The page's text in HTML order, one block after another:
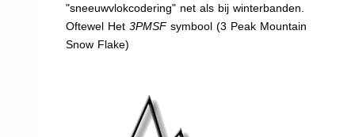
"sneeuwvlokcodering" net als bij winterbanden.
Oftewel Het3PMSFsymbool (3 Peak Mountain
Snow Flake)